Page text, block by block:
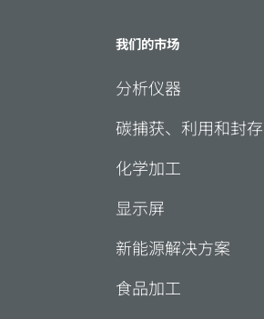
我们的市场
分析仪器
碳捕获、利用和封存
化学加工
显示屏
新能源解决方案
食品加工